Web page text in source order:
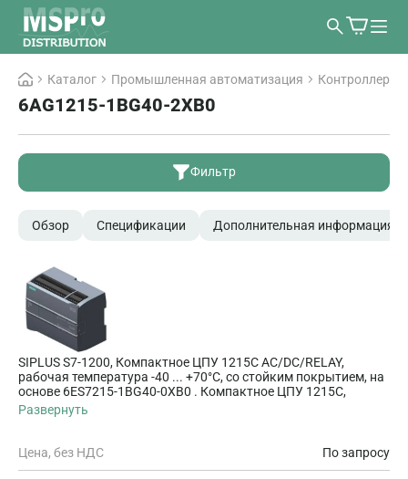
Каталог Промышленная автоматизация Контроллеры
6AG1215-1BG40-2XB0
Фильтр
Обзор Спецификации Дополнительная информация
SIPLUS S7-1200, Компактное ЦПУ 1215C AC/DC/RELAY,
рабочая температура -40 ... +70°C, со стойким покрытием, на
основе 6ES7215-1BG40-0XB0 . Компактное ЦПУ 1215C,
AC/DC/RELAY, 2 порта PROFINET, встроенные входы/выходы:
14 DI =24 В, 10 DO реле 2 A, 2 AI =0-10 В, 2 AO 0-20 мА,
программы/данных: 100 кБ
Развернуть
Цена, без НДС По запросу